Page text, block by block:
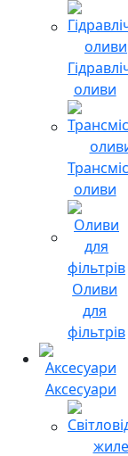
оливи
оливи
Оливи
для
фільтрів
Аксесуари